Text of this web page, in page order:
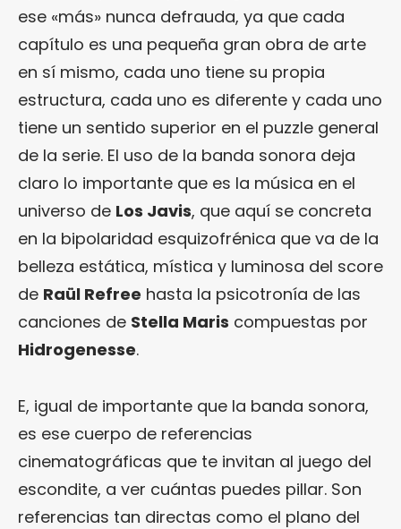
ese «más» nunca defrauda, ya que cada
capítulo es una pequeña gran obra de arte
en sí mismo, cada uno tiene su propia
estructura, cada uno es diferente y cada uno
tiene un sentido superior en el puzzle general
de la serie. El uso de la banda sonora deja
claro lo importante que es la música en el
universo de Los Javis, que aquí se concreta
en la bipolaridad esquizofrénica que va de la
belleza estática, mística y luminosa del score
de Raül Refree hasta la psicotronía de las
canciones de Stella Maris compuestas por
Hidrogenesse.
E, igual de importante que la banda sonora,
es ese cuerpo de referencias
cinematográficas que te invitan al juego del
escondite, a ver cuántas puedes pillar. Son
referencias tan directas como el plano del